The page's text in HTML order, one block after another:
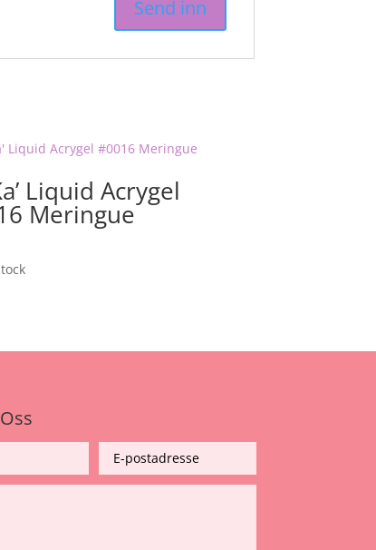
Liquid Acrygel
Meringue